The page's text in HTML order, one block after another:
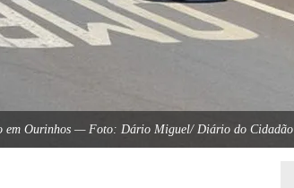
em Ourinhos — Foto: Dário Miguel/ Diário do Cidadão